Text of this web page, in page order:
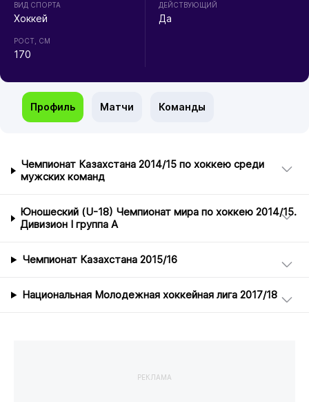
ВИД СПОРТА
Хоккей
РОСТ, СМ
170
ДЕЙСТВУЮЩИЙ
Да
Профиль Матчи Команды
Чемпионат Казахстана 2014/15 по хоккею среди
мужских команд
Юношеский (U-18) Чемпионат мира по хоккею 2014/15.
Дивизион I группа А
Чемпионат Казахстана 2015/16
Национальная Молодежная хоккейная лига 2017/18
РЕКЛАМА